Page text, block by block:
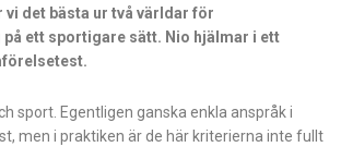
vi det bästa ur två världar för
ett sportigare sätt. Nio hjälmar i ett
sport. Egentligen ganska enkla anspråk i
men i praktiken är de här kriterierna inte fullt